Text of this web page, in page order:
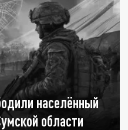
населённый
области